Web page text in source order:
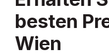
besten
Wien